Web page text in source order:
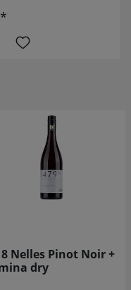
Nelles Pinot Noir +
dry